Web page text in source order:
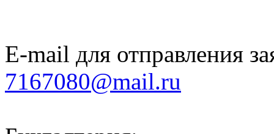
E-mail для отправления
7167080@mail.ru